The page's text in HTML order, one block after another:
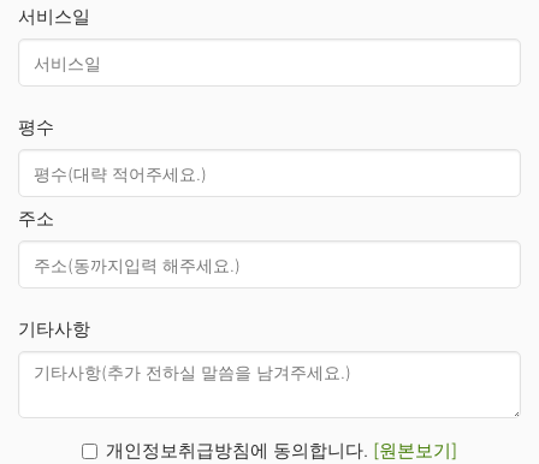
서비스일
평수
주소
기타사항
개인정보취급방침에 동의합니다. [원본보기]